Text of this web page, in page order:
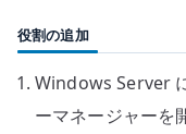
役割の追加
Windows Server
ーマネージャーを